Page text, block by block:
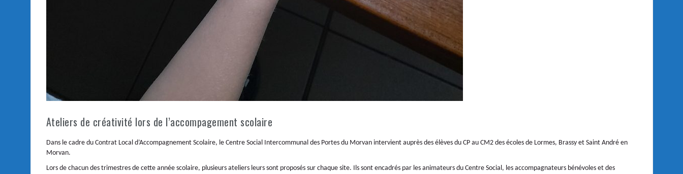
Ateliers de créativité lors de l’accompagement scolaire
Dans le cadre du Contrat Local d’Accompagnement Scolaire, le Centre Social Intercommunal des Portes du Morvan intervient auprès des élèves du CP au CM2 des écoles de Lormes, Brassy et Saint André en
Morvan.
Lors de chacun des trimestres de cette année scolaire, plusieurs ateliers leurs sont proposés sur chaque site. Ils sont encadrés par les animateurs du Centre Social, les accompagnateurs bénévoles et des